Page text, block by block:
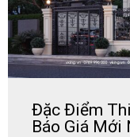
Đặc Điểm
Báo Giá Mới